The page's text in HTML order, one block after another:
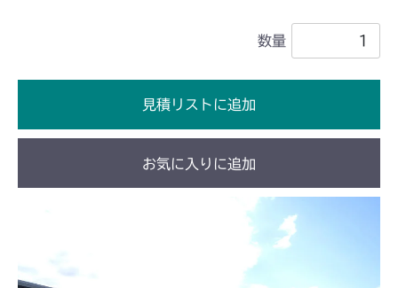
本体 FIG28 刈刃カバー
CMX1804
本体 FIG36 刈刃カバー
本体 FIG37 刈刃カバー(CE AU)
CMX2202RC
本体 FIG37 刈刃カバー
本体 FIG38 刈刃カバー(CE USA)
本体 FIG49 刈刃カバー(日本 韓国 Asia)
数量
見積リストに追加
お気に入りに追加